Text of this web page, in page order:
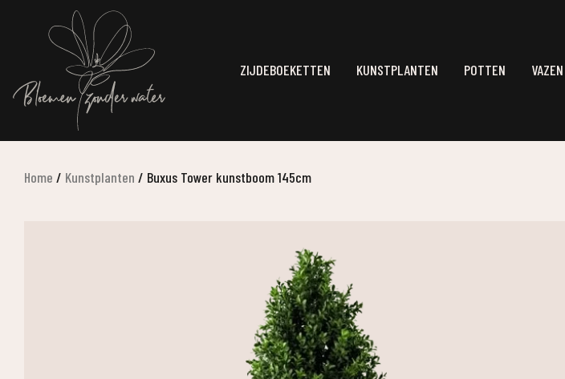
ZIJDEBOEKETTEN KUNSTPLANTEN POTTEN VAZEN
Home / Kunstplanten / Buxus Tower kunstboom 145cm